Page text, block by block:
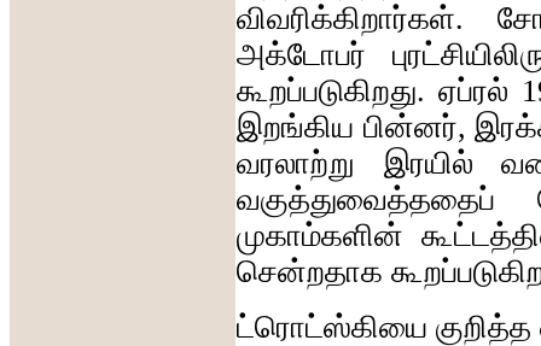
விவரிக்கிறார்கள்.
அக்டோபர்
கூறப்படுகிறது. ஏப்ரல்
இறங்கிய பின்னர்,
வரலாற்று
இரயில்
வகுத்துவைத்ததைப்
முகாம்களின்
சென்றதாக
ட்ரொட்ஸ்கியை குறித்த